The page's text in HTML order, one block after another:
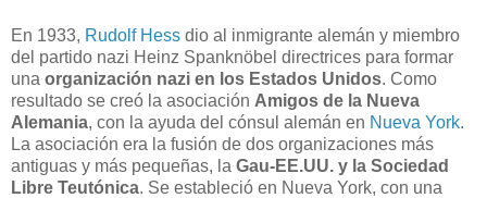
En 1933, Rudolf Hess dio al inmigrante alemán y miembro
del partido nazi Heinz Spanknöbel directrices para formar
una organización nazi en los Estados Unidos. Como
resultado se creó la asociación Amigos de la Nueva
Alemania, con la ayuda del cónsul alemán en Nueva York.
La asociación era la fusión de dos organizaciones más
antiguas y más pequeñas, la Gau-EE.UU. y la Sociedad
Libre Teutónica. Se estableció en Nueva York, con una